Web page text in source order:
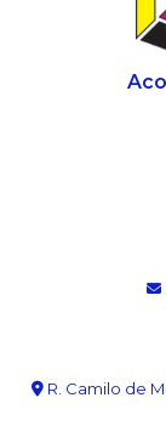
R. Camilo de